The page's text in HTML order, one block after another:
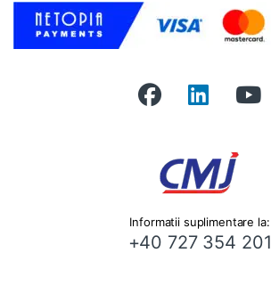
Informatii suplimentare la:
+40 727 354 201